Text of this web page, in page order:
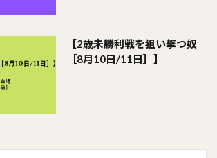
【2歳未勝利戦を狙い撃つ奴
［8月10日/11日］】